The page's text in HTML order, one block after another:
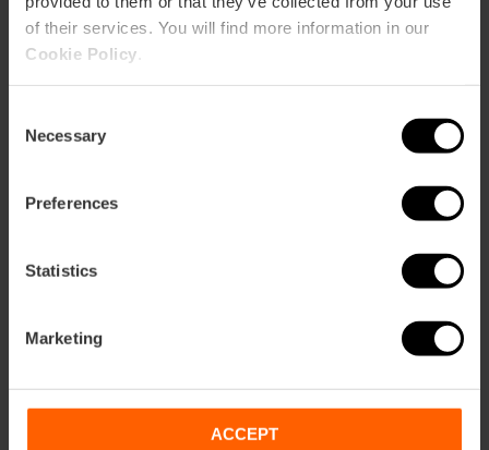
of their services. You will find more information in our
Cookie Policy
Selection
Necessary
Preferences
Statistics
Marketing
ACCEPT
Valencia Tourist Card 7 días sin
transporte + Bus Turístico 24 horas
Desde41,00 €